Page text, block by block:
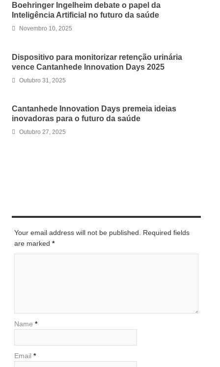
Boehringer Ingelheim debate o papel da
Inteligência Artificial no futuro da saúde
Novembro 10, 2025
Dispositivo para monitorizar retenção urinária
vence Cantanhede Innovation Days 2025
Outubro 31, 2025
Cantanhede Innovation Days premeia ideias
inovadoras para o futuro da saúde
Outubro 27, 2025
Your email address will not be published. Required fields
are marked *
Name *
Email *